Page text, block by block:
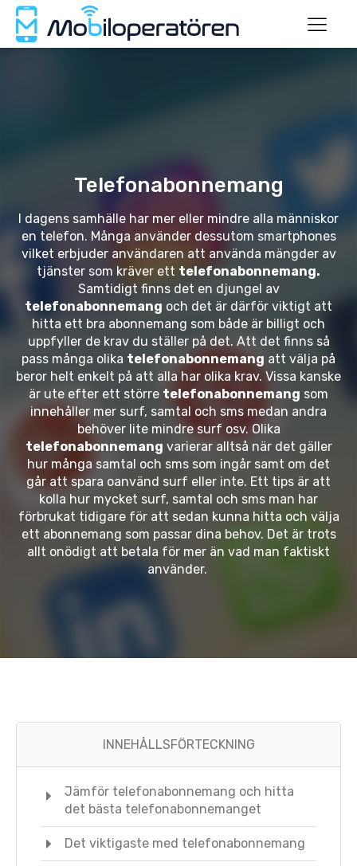
Telefonabonnemang
I dagens samhälle har mer eller mindre alla människor
en telefon. Många använder dessutom smartphones
vilket erbjuder användaren att använda mängder av
tjänster som kräver ett telefonabonnemang.
Samtidigt finns det en djungel av
telefonabonnemang och det är därför viktigt att
hitta ett bra abonnemang som både är billigt och
uppfyller de krav du ställer på det. Att det finns så
pass många olika telefonabonnemang att välja på
beror helt enkelt på att alla har olika krav. Vissa kanske
är ute efter ett större telefonabonnemang som
innehåller mer surf, samtal och sms medan andra
behöver lite mindre surf osv. Olika
telefonabonnemang varierar alltså när det gäller
hur många samtal och sms som ingår samt om det
går att spara oanvänd surf eller inte. Ett tips är att
kolla hur mycket surf, samtal och sms man har
förbrukat tidigare för att sedan kunna hitta och välja
ett abonnemang som passar dina behov. Det är trots
allt onödigt att betala för mer än vad man faktiskt
använder.
INNEHÅLLSFÖRTECKNING
Jämför telefonabonnemang och hitta
det bästa telefonabonnemanget
Det viktigaste med telefonabonnemang